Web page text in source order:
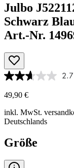
Julbo
Schwarz
Art.-Nr.
2.7
49,90 €
inkl. MwSt.
Deutschlands
Größe